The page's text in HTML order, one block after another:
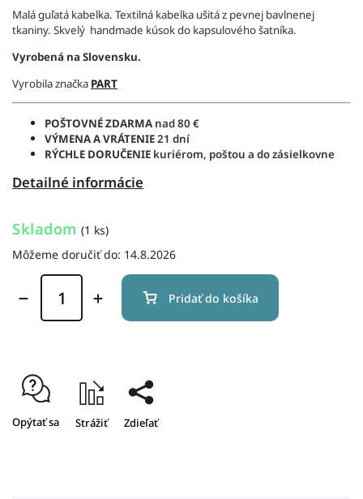
Malá guľatá kabelka. Textilná kabelka ušitá z pevnej bavlnenej
tkaniny. Skvelý handmade kúsok do kapsulového šatníka.
Vyrobená na Slovensku.
Vyrobila značka PART
POŠTOVNÉ ZDARMA nad 80 €
VÝMENA A VRÁTENIE21 dní
RÝCHLE DORUČENIE kuriérom, poštou a do zásielkovne
Detailné informácie
Skladom (1 ks)
Môžeme doručiť do: 14.8.2026
Pridať do košíka
Opýtať sa Strážiť Zdieľať